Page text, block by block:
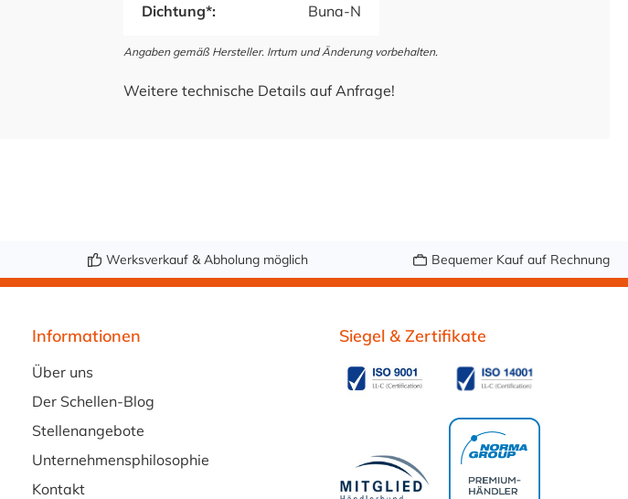
Dichtung*: Buna-N
Angaben gemäß Hersteller. Irrtum und Änderung vorbehalten.
Weitere technische Details auf Anfrage!
Werksverkauf & Abholung möglich Bequemer Kauf auf Rechnung
Informationen
Über uns
Der Schellen-Blog
Stellenangebote
Unternehmensphilosophie
Kontakt
Siegel & Zertifikate